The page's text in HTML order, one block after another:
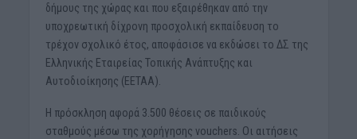
δήμους της χώρας και που εξαιρέθηκαν από την
υποχρεωτική δίχρονη προσχολική εκπαίδευση το
τρέχον σχολικό έτος, αποφάσισε να εκδώσει το ΔΣ της
Ελληνικής Εταιρείας Τοπικής Ανάπτυξης και
Αυτοδιοίκησης (ΕΕΤΑΑ).
Η πρόσκληση αφορά 3.500 θέσεις σε παιδικούς
σταθμούς μέσω της χορήγησης vouchers. Οι αιτήσεις